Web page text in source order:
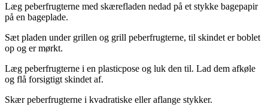
Læg peberfrugterne med skærefladen nedad på et stykke bagepapir
på en bageplade.
Sæt pladen under grillen og grill peberfrugterne, til skindet er boblet
op og er mørkt.
Læg peberfrugterne i en plasticpose og luk den til. Lad dem afkøle
og flå forsigtigt skindet af.
Skær peberfrugterne i kvadratiske eller aflange stykker.